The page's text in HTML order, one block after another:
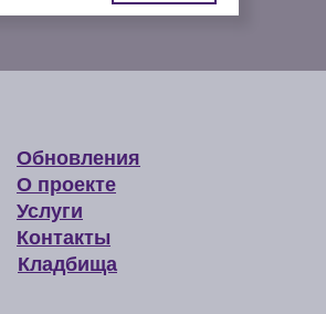
Обновления
О проекте
Услуги
Контакты
Кладбища